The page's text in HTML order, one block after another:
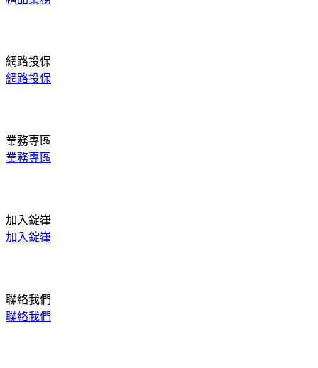
網路投保
網路投保
業務專區
業務專區
加入錠嵂
加入錠嵂
聯絡我們
聯絡我們